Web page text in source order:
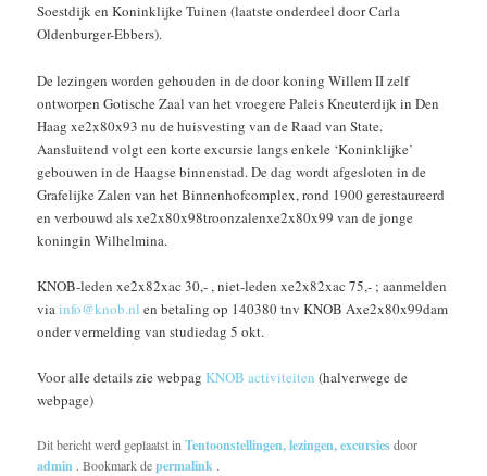
Soestdijk en Koninklijke Tuinen (laatste onderdeel door Carla
Oldenburger-Ebbers).
De lezingen worden gehouden in de door koning Willem II zelf
ontworpen Gotische Zaal van het vroegere Paleis Kneuterdijk in Den
Haag xe2x80x93 nu de huisvesting van de Raad van State.
Aansluitend volgt een korte excursie langs enkele ‘Koninklijke’
gebouwen in de Haagse binnenstad. De dag wordt afgesloten in de
Grafelijke Zalen van het Binnenhofcomplex, rond 1900 gerestaureerd
en verbouwd als xe2x80x98troonzalenxe2x80x99 van de jonge
koningin Wilhelmina.
KNOB-leden xe2x82xac 30,- , niet-leden xe2x82xac 75,- ; aanmelden
viainfo@knob.nl en betaling op 140380 tnv KNOB Axe2x80x99dam
onder vermelding van studiedag 5 okt.
Voor alle details zie webpag KNOB activiteiten (halverwege de
webpage)
Dit bericht werd geplaatst inTentoonstellingen, lezingen, excursiesdoor
admin . Bookmark depermalink .